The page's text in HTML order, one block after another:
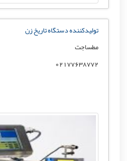
تولیدکننده دستگاه تاریخ زن
مطساجت
۰۲۱77638772